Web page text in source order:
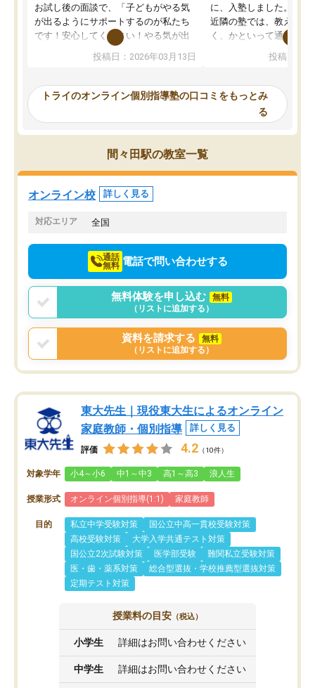
お試し後の面談で、「子どもがやる気
が出るようにサポートするのが私たち
です！安心してください！やる気が出
ないのは私たち講師の責任です」と言
ってくださり、確かに！と考えて、思
ったんですが、学生の先生から学ぶこ
み、徐々に成績が上がったらいいなと
思っていました。何が今足りないのか
を的確に指導いただき、子どももびっ
くりするほど楽しんでやる気を持って
塾を受けています。狙い通り、少しず
つ成績も上がり、苦手意識も無くなっ
てきたので、さらに苦手な数学も追加
でお願いしました。来年の高校受験に
投稿日：2026年03月13日
に、入塾しました。田舎
近隣の塾では、教えても
く、かといって通うには
可能なので本当に助か
らないところをピンポイ
頂いて、とてもわかり
していました。一生を
スト、多少お金がかかっ
投稿日：
トライのオンライン個別指導塾の口コミをもっとみ
る
間々田駅の教室一覧
オンライン校 詳しく見る
対応エリア 全国
通話
無料 電話で問い合わせする
無料体験を申し込む
無料
（リストに追加する）
資料を請求する
無料
（リストに追加する）
東大先生｜現役東大生によるオンライン
家庭教師・個別指導
詳しく見る
評価 4.2 （10件）
対象学年 小4～小6 中1～中3 高1～高3 浪人生
授業形式 オンライン個別指導(1:1) 家庭教師
目的 私立中学受験対策
国公立中高一貫校受験対策
高校受験対策
大学入学共通テスト対策
国公立2次試験対策
医学部受験
難関私立受験対策
医・歯・薬系対策
総合型選抜・学校推薦型選抜対策
定期テスト対策
授業料の目安 （税込）
小学生 詳細はお問い合わせください
中学生 詳細はお問い合わせください